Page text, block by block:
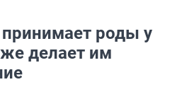
роды у
делает им